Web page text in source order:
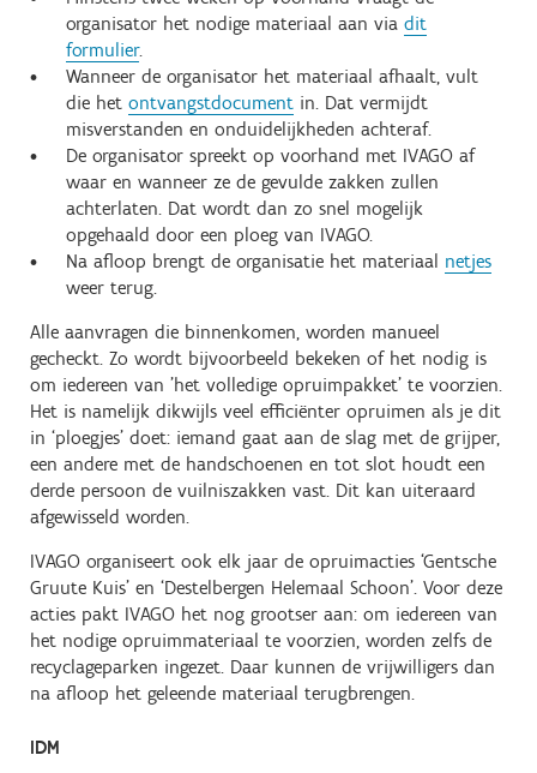
organisator het nodige materiaal aan via dit
formulier.
Wanneer de organisator het materiaal afhaalt, vult
die het ontvangstdocument in. Dat vermijdt
misverstanden en onduidelijkheden achteraf.
De organisator spreekt op voorhand met IVAGO af
waar en wanneer ze de gevulde zakken zullen
achterlaten. Dat wordt dan zo snel mogelijk
opgehaald door een ploeg van IVAGO.
Na afloop brengt de organisatie het materiaal netjes
weer terug.
Alle aanvragen die binnenkomen, worden manueel
gecheckt. Zo wordt bijvoorbeeld bekeken of het nodig is
om iedereen van 'het volledige opruimpakket' te voorzien.
Het is namelijk dikwijls veel efficiënter opruimen als je dit
in ‘ploegjes’ doet: iemand gaat aan de slag met de grijper,
een andere met de handschoenen en tot slot houdt een
derde persoon de vuilniszakken vast. Dit kan uiteraard
afgewisseld worden.
IVAGO organiseert ook elk jaar de opruimacties ‘Gentsche
Gruute Kuis’ en ‘Destelbergen Helemaal Schoon’. Voor deze
acties pakt IVAGO het nog grootser aan: om iedereen van
het nodige opruimmateriaal te voorzien, worden zelfs de
recyclageparken ingezet. Daar kunnen de vrijwilligers dan
na afloop het geleende materiaal terugbrengen.
IDM